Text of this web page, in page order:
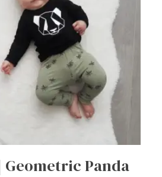
Geometric Panda